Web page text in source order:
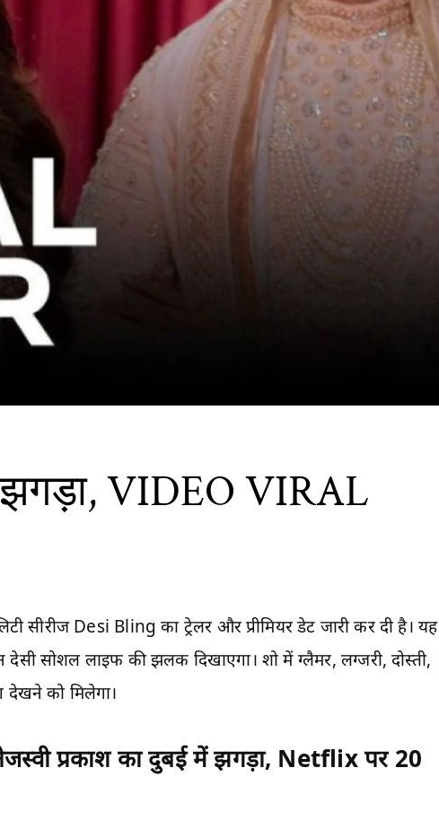
VIDEO VIRAL
सीरीज Desi Bling का ट्रेलर और प्रीमियर डेट जारी कर दी है। यह
सोशल लाइफ की झलक दिखाएगा। शो में ग्लैमर, लग्जरी, दोस्ती,
देखने को मिलेगा।
प्रकाश का दुबई में झगड़ा, Netflix पर 20